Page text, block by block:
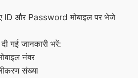
ID और Password मोबाइल पर भेजे
गई जानकारी भरें:
नंबर
संख्या